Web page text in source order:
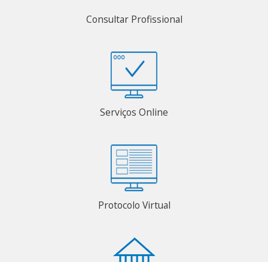
Consultar Profissional
Serviços Online
Protocolo Virtual